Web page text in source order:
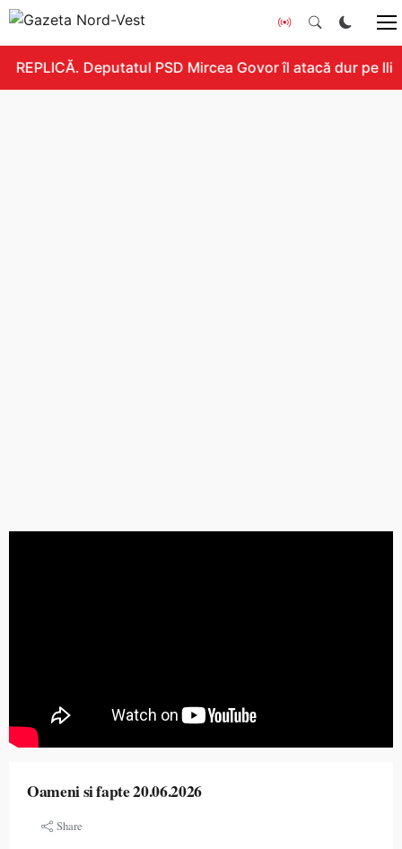
REPLICĂ. Deputatul PSD Mircea Govor îl atacă dur pe
Oameni si fapte 20.06.2026
Share